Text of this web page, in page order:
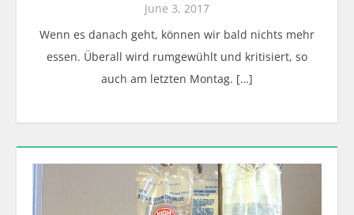
June 3, 2017
Wenn es danach geht, können wir bald nichts mehr
essen. Überall wird rumgewühlt und kritisiert, so
auch am letzten Montag. […]